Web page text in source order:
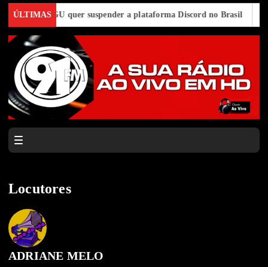
ÚLTIMASAGU quer suspender a plataforma Discord no Brasil
Locutores
ADRIANE MELO